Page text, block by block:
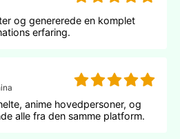
og genererede en komplet
erfaring.
anime hovedpersoner, og
alle fra den samme platform.